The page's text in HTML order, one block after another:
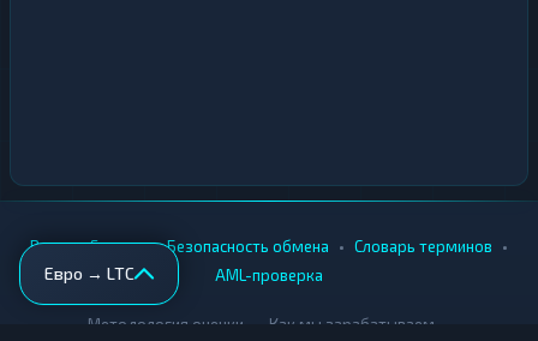
Евро → LTC
Вики • Города • Безопасность обмена • Словарь терминов •
AML-проверка
Методология оценки Как мы зарабатываем